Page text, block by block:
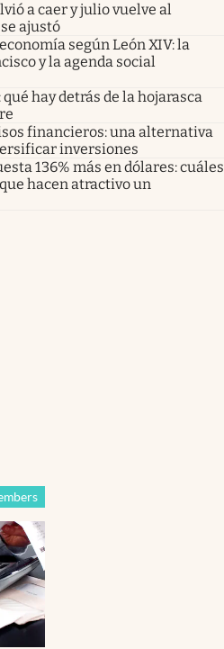
a caer y julio vuelve al
ajustó
según León XIV: la
y la agenda social
hay detrás de la hojarasca
financieros: una alternativa
inversiones
136% más en dólares: cuáles
hacen atractivo un